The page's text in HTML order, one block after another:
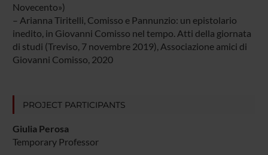
Novecento»)
– Arianna Tiritelli, Comisso e Pannunzio: un epistolario
inedito, in Giovanni Comisso nel tempo. Atti della giornata
di studi (Treviso, 7 novembre 2019), Associazione amici di
Giovanni Comisso, 2020
PROJECT PARTICIPANTS
Giulia Perosa
Temporary Professor